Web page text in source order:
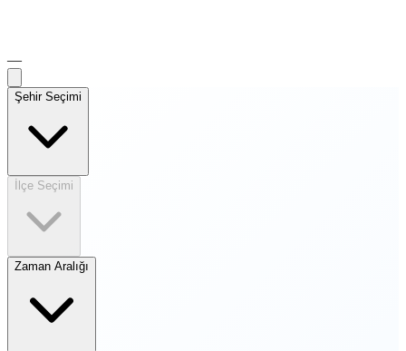
—
Şehir Seçimi
İlçe Seçimi
Zaman Aralığı